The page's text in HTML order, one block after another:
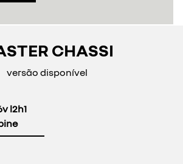
CHASSI
versão disponível
l2h1